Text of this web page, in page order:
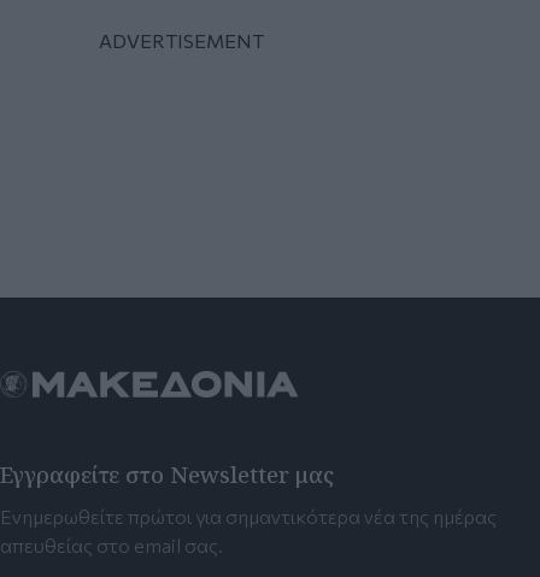
Εγγραφείτε στο Newsletter μας
Ενημερωθείτε πρώτοι για σημαντικότερα νέα της ημέρας
απευθείας στο email σας.